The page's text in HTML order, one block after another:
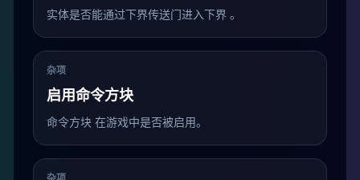
实体是否能通过下界传送门进入下界 。
杂项
启用命令方块
命令方块 在游戏中是否被启用。